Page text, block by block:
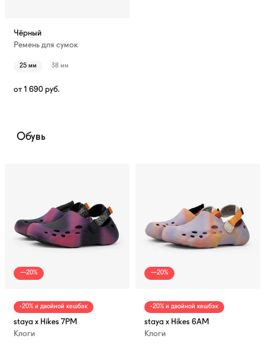
Чёрный
Ремень для сумок
25 мм 38 мм
от 1 690 руб.
Обувь
—20%
-20% и двойной кешбэк
staya x Hikes 7PM
Клоги
—20%
-20% и двойной кешбэк
staya x Hikes 6AM
Клоги